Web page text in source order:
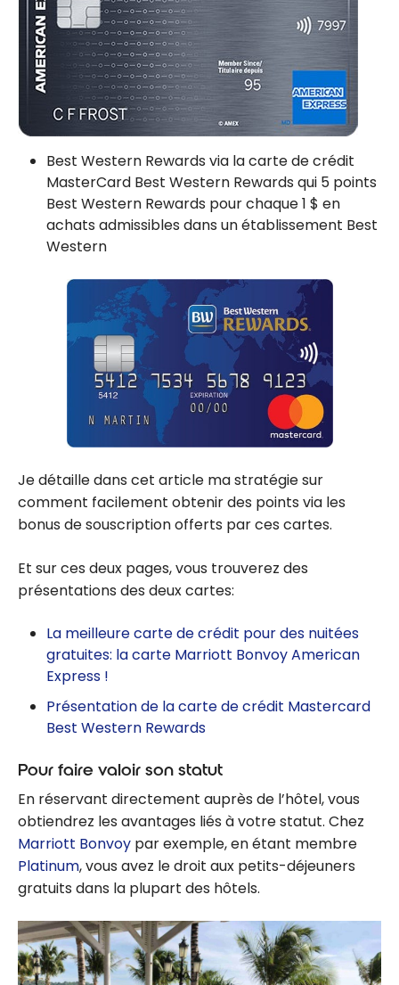
Best Western Rewards via la carte de crédit
MasterCard Best Western Rewards qui 5 points
Best Western Rewards pour chaque 1 $ en
achats admissibles dans un établissement Best
Western
Je détaille dans cet article ma stratégie sur
comment facilement obtenir des points via les
bonus de souscription offerts par ces cartes.
Et sur ces deux pages, vous trouverez des
présentations des deux cartes:
La meilleure carte de crédit pour des nuitées
gratuites: la carte Marriott Bonvoy American
Express !
Présentation de la carte de crédit Mastercard
Best Western Rewards
Pour faire valoir son statut
En réservant directement auprès de l’hôtel, vous
obtiendrez les avantages liés à votre statut. Chez
Marriott Bonvoy par exemple, en étant membre
Platinum, vous avez le droit aux petits-déjeuners
gratuits dans la plupart des hôtels.